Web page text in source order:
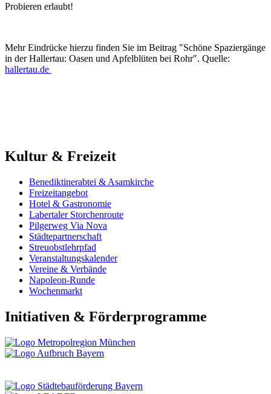
Probieren erlaubt!
Mehr Eindrücke hierzu finden Sie im Beitrag "Schöne Spaziergänge
in der Hallertau: Oasen und Apfelblüten bei Rohr". Quelle:
hallertau.de
Kultur & Freizeit
Benediktinerabtei & Asamkirche
Freizeitangebot
Hotel & Gastronomie
Labertaler Storchenroute
Pilgerweg Via Nova
Städtepartnerschaft
Streuobstlehrpfad
Veranstaltungskalender
Vereine & Verbände
Napoleon-Runde
Wochenmarkt
Initiativen & Förderprogramme